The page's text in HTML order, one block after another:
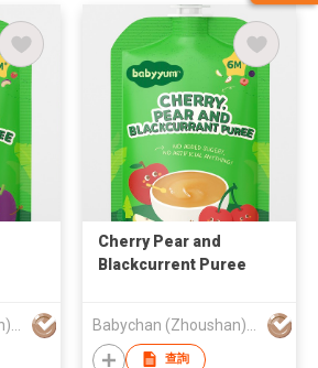
Cherry Pear and
Blackcurrent Puree
查詢